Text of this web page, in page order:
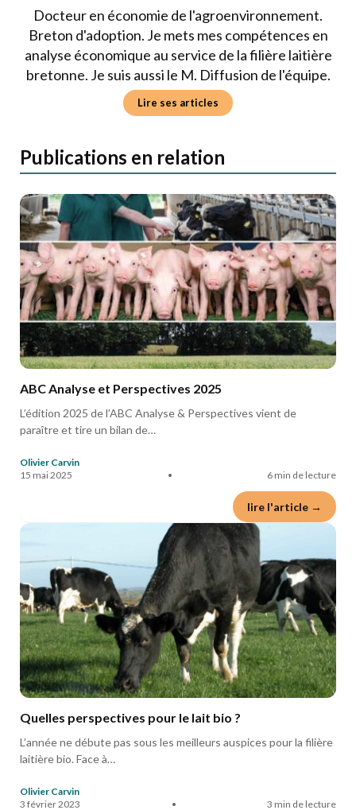
Docteur en économie de l'agroenvironnement.
Breton d'adoption. Je mets mes compétences en
analyse économique au service de la filière laitière
bretonne. Je suis aussi le M. Diffusion de l'équipe.
Lire ses articles
Publications en relation
ABC Analyse et Perspectives 2025
L’édition 2025 de l’ABC Analyse & Perspectives vient de
paraître et tire un bilan de…
Olivier Carvin
15 mai 2025
• 6 min de lecture
lire l'article →
Quelles perspectives pour le lait bio ?
L’année ne débute pas sous les meilleurs auspices pour la filière
laitière bio. Face à…
Olivier Carvin
3 février 2023
• 3 min de lecture